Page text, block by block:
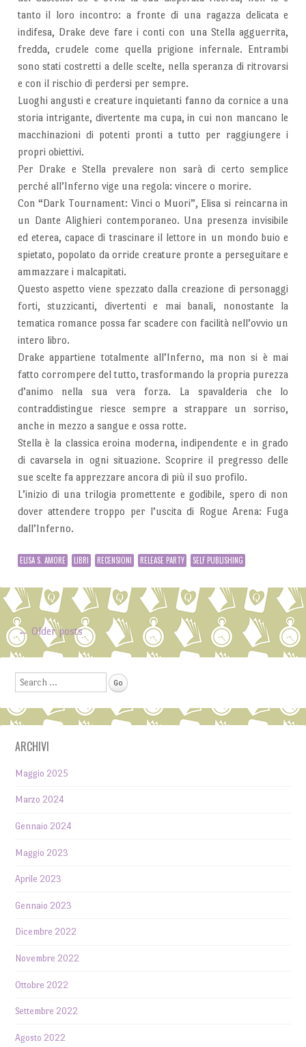
tanto il loro incontro: a fronte di una ragazza delicata e
indifesa, Drake deve fare i conti con una Stella agguerrita,
fredda, crudele come quella prigione infernale. Entrambi
sono stati costretti a delle scelte, nella speranza di ritrovarsi
e con il rischio di perdersi per sempre.
Luoghi angusti e creature inquietanti fanno da cornice a una
storia intrigante, divertente ma cupa, in cui non mancano le
macchinazioni di potenti pronti a tutto per raggiungere i
propri obiettivi.
Per Drake e Stella prevalere non sarà di certo semplice
perché all’Inferno vige una regola: vincere o morire.
Con “Dark Tournament: Vinci o Muori”, Elisa si reincarna in
un Dante Alighieri contemporaneo. Una presenza invisibile
ed eterea, capace di trascinare il lettore in un mondo buio e
spietato, popolato da orride creature pronte a perseguitare e
ammazzare i malcapitati.
Questo aspetto viene spezzato dalla creazione di personaggi
forti, stuzzicanti, divertenti e mai banali, nonostante la
tematica romance possa far scadere con facilità nell’ovvio un
intero libro.
Drake appartiene totalmente all’Inferno, ma non si è mai
fatto corrompere del tutto, trasformando la propria purezza
d’animo nella sua vera forza. La spavalderia che lo
contraddistingue riesce sempre a strappare un sorriso,
anche in mezzo a sangue e ossa rotte.
Stella è la classica eroina moderna, indipendente e in grado
di cavarsela in ogni situazione. Scoprire il pregresso delle
sue scelte fa apprezzare ancora di più il suo profilo.
L’inizio di una trilogia promettente e godibile, spero di non
dover attendere troppo per l’uscita di Rogue Arena: Fuga
dall’Inferno.
ELISA S. AMORE LIBRI RECENSIONI RELEASE PARTY SELF PUBLISHING
Post navigation
← Older posts
Search
ARCHIVI
Maggio 2025
Marzo 2024
Gennaio 2024
Maggio 2023
Aprile 2023
Gennaio 2023
Dicembre 2022
Novembre 2022
Ottobre 2022
Settembre 2022
Agosto 2022